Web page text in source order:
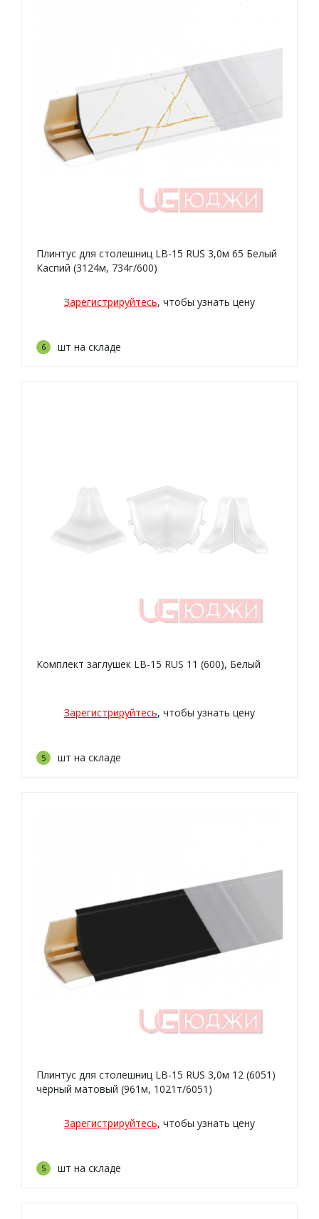
Плинтус для столешниц LB-15 RUS 3,0м 65 Белый
Каспий (3124м, 734г/600)
Зарегистрируйтесь, чтобы узнать цену
6 шт на складе
Комплект заглушек LB-15 RUS 11 (600), Белый
Зарегистрируйтесь, чтобы узнать цену
5 шт на складе
Плинтус для столешниц LB-15 RUS 3,0м 12 (6051)
чёрный матовый (961м, 1021т/6051)
Зарегистрируйтесь, чтобы узнать цену
5 шт на складе